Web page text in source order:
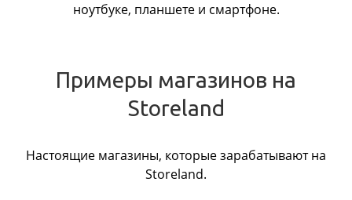
ноутбуке, планшете и смартфоне.
Примеры магазинов на
Storeland
Настоящие магазины, которые зарабатывают на
Storeland.